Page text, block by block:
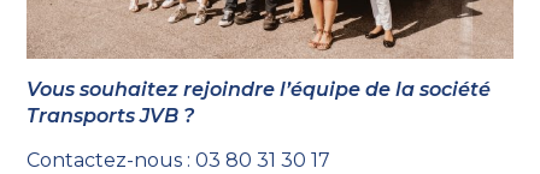
Vous souhaitez rejoindre l’équipe de la société
Transports JVB ?
Contactez-nous : 03 80 31 30 17